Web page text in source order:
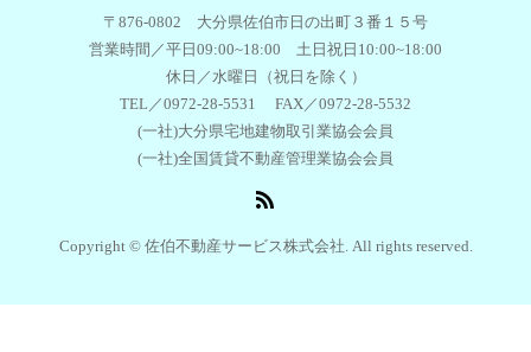
〒876-0802 大分県佐伯市日の出町３番１５号
営業時間／平日09:00~18:00 土日祝日10:00~18:00
休日／水曜日（祝日を除く）
TEL／0972-28-5531 FAX／0972-28-5532
(一社)大分県宅地建物取引業協会会員
(一社)全国賃貸不動産管理業協会会員
Copyright © 佐伯不動産サービス株式会社. All rights reserved.